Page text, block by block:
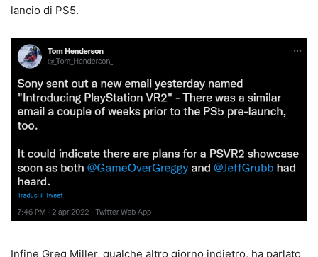
lancio di PS5.
Infine Greg Miller, qualche altro giorno indietro, ha parlato